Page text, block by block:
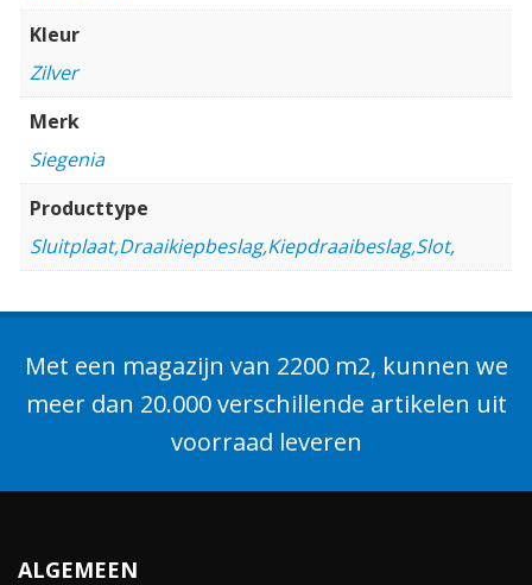
Kleur
Zilver
Merk
Siegenia
Producttype
Sluitplaat,Draaikiepbeslag,Kiepdraaibeslag,Slot,
Met een magazijn van 2200 m2, kunnen we
meer dan 20.000 verschillende artikelen uit
voorraad leveren
ALGEMEEN